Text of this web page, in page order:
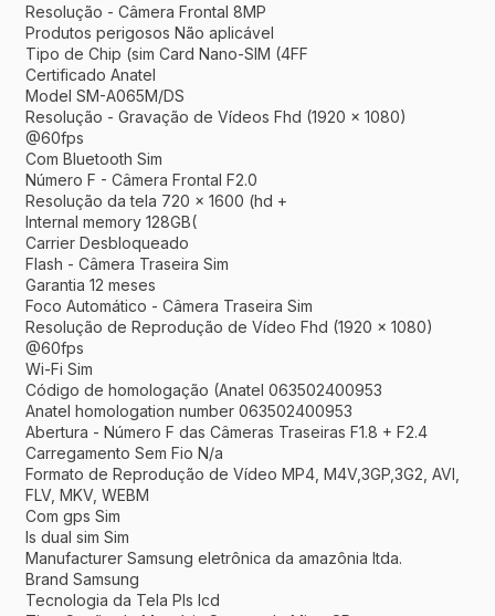
Resolução - Câmera Frontal 8MP
Produtos perigosos Não aplicável
Tipo de Chip (sim Card Nano-SIM (4FF
Certificado Anatel
Model SM-A065M/DS
Resolução - Gravação de Vídeos Fhd (1920 x 1080)
@60fps
Com Bluetooth Sim
Número F - Câmera Frontal F2.0
Resolução da tela 720 x 1600 (hd +
Internal memory 128GB(
Carrier Desbloqueado
Flash - Câmera Traseira Sim
Garantia 12 meses
Foco Automático - Câmera Traseira Sim
Resolução de Reprodução de Vídeo Fhd (1920 x 1080)
@60fps
Wi-Fi Sim
Código de homologação (Anatel 063502400953
Anatel homologation number 063502400953
Abertura - Número F das Câmeras Traseiras F1.8 + F2.4
Carregamento Sem Fio N/a
Formato de Reprodução de Vídeo MP4, M4V,3GP,3G2, AVI,
FLV, MKV, WEBM
Com gps Sim
Is dual sim Sim
Manufacturer Samsung eletrônica da amazônia ltda.
Brand Samsung
Tecnologia da Tela Pls lcd